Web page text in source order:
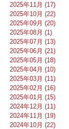
2025年11月 (17)
2025年10月 (22)
2025年09月 (20)
2025年08月 (1)
2025年07月 (13)
2025年06月 (21)
2025年05月 (18)
2025年04月 (10)
2025年03月 (11)
2025年02月 (16)
2025年01月 (15)
2024年12月 (11)
2024年11月 (19)
2024年10月 (22)